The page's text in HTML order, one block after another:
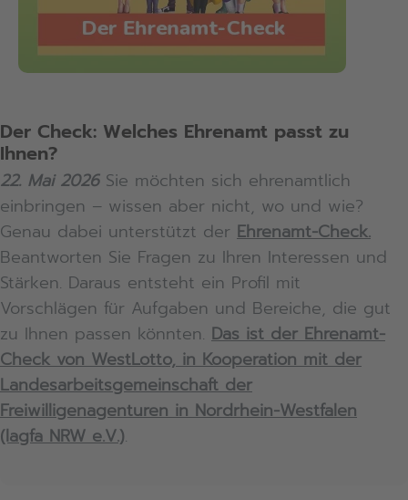
Der Check: Welches Ehrenamt passt zu
Ihnen?
22. Mai 2026 Sie möchten sich ehrenamtlich
einbringen – wissen aber nicht, wo und wie?
Genau dabei unterstützt der Ehrenamt-Check.
Beantworten Sie Fragen zu Ihren Interessen und
Stärken. Daraus entsteht ein Profil mit
Vorschlägen für Aufgaben und Bereiche, die gut
zu Ihnen passen könnten. Das ist der Ehrenamt-
Check von WestLotto, in Kooperation mit der
Landesarbeitsgemeinschaft der
Freiwilligenagenturen in Nordrhein-Westfalen
(lagfa NRW e.V.).